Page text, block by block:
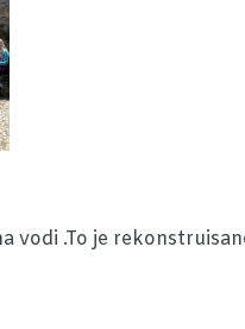
vodi .To je